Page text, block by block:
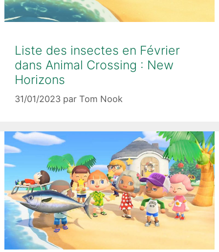
Liste des insectes en Février
dans Animal Crossing : New
Horizons
31/01/2023 par Tom Nook